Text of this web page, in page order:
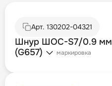
Арт. 130202-04321
Шнур ШОС-S7/0.9
(G657)
маркировка